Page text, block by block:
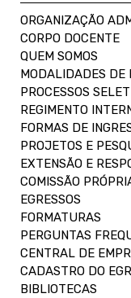
ORGANIZAÇÃO
CORPO DOCENTE
QUEM SOMOS
MODALIDADES DE
PROCESSOS
REGIMENTO
FORMAS DE
PROJETOS E
EXTENSÃO E
COMISSÃO
EGRESSOS
FORMATURAS
PERGUNTAS
CENTRAL DE
CADASTRO DO
BIBLIOTECAS